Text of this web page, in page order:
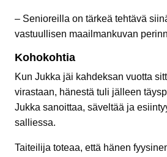
– Senioreilla on tärkeä tehtävä
vastuullisen maailmankuvan
Kohokohtia
Kun Jukka jäi kahdeksan vuotta
virastaan, hänestä tuli jälleen
Jukka sanoittaa, säveltää ja
salliessa.
Taiteilija toteaa, että hänen